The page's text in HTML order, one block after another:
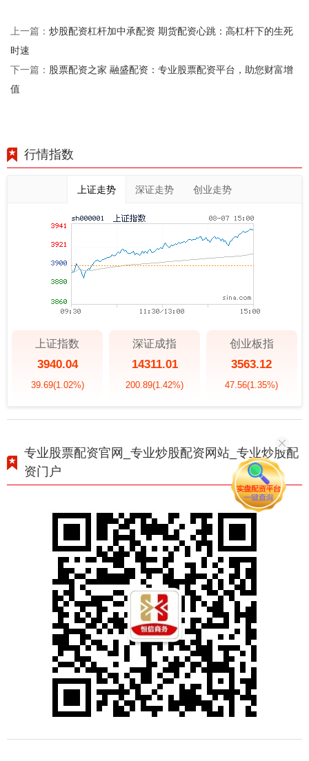
上一篇： 炒股配资杠杆加中承配资 期货配资心跳：高杠杆下的生死
时速
下一篇： 股票配资之家 融盛配资：专业股票配资平台，助您财富增
值
行情指数
上证走势 深证走势 创业走势
上证指数
3940.04
39.69(1.02%)
深证成指
14311.01
200.89(1.42%)
创业板指
3563.12
47.56(1.35%)
专业股票配资官网_专业炒股配资网站_专业炒股配
资门户